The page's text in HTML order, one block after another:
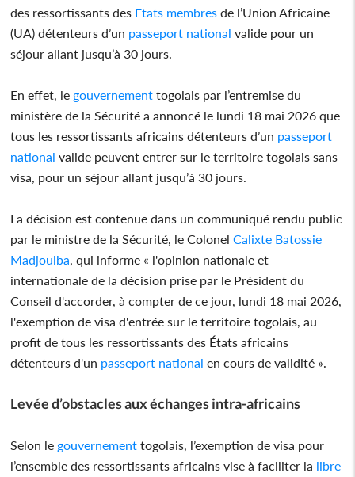
des ressortissants des Etats membres de l’Union Africaine
(UA) détenteurs d’un passeport national valide pour un
séjour allant jusqu’à 30 jours.
En effet, le gouvernement togolais par l’entremise du
ministère de la Sécurité a annoncé le lundi 18 mai 2026 que
tous les ressortissants africains détenteurs d’un passeport
national valide peuvent entrer sur le territoire togolais sans
visa, pour un séjour allant jusqu’à 30 jours.
La décision est contenue dans un communiqué rendu public
par le ministre de la Sécurité, le Colonel Calixte Batossie
Madjoulba, qui informe « l'opinion nationale et
internationale de la décision prise par le Président du
Conseil d'accorder, à compter de ce jour, lundi 18 mai 2026,
l'exemption de visa d'entrée sur le territoire togolais, au
profit de tous les ressortissants des États africains
détenteurs d'un passeport national en cours de validité ».
Levée d’obstacles aux échanges intra-africains
Selon le gouvernement togolais, l’exemption de visa pour
l’ensemble des ressortissants africains vise à faciliter la libre